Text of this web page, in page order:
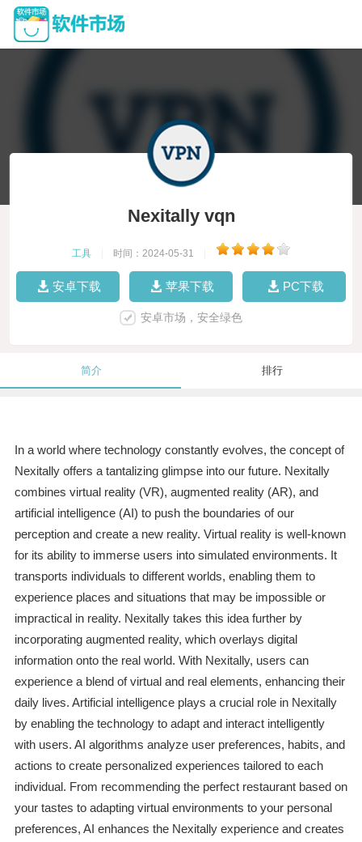
Nexitally vqn
工具 时间：2024-05-31
安卓下载 苹果下载 PC下载
安卓市场，安全绿色
简介 排行
In a world where technology constantly evolves, the concept of
Nexitally offers a tantalizing glimpse into our future. Nexitally
combines virtual reality (VR), augmented reality (AR), and
artificial intelligence (AI) to push the boundaries of our
perception and create a new reality. Virtual reality is well-known
for its ability to immerse users into simulated environments. It
transports individuals to different worlds, enabling them to
experience places and situations that may be impossible or
impractical in reality. Nexitally takes this idea further by
incorporating augmented reality, which overlays digital
information onto the real world. With Nexitally, users can
experience a blend of virtual and real elements, enhancing their
daily lives. Artificial intelligence plays a crucial role in Nexitally
by enabling the technology to adapt and interact intelligently
with users. AI algorithms analyze user preferences, habits, and
actions to create personalized experiences tailored to each
individual. From recommending the perfect restaurant based on
your tastes to adapting virtual environments to your personal
preferences, AI enhances the Nexitally experience and creates